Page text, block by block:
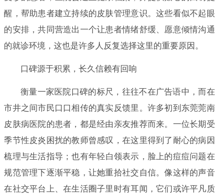
醒，帮助患者建立持续的皮肤管理意识。这些看似不起眼
的安排，共同营造出一个让患者情绪舒缓、愿意倾情沟通
的就诊环境，这也是许多人反复选择这里的重要原因。
口碑源于积累，长久信赖有回响
衡量一家医院口碑的标尺，往往不在广告语中，而在
市井之间市民口口相传的真实反馈里。许多初到东莞莞南
皮肤病医院的患者，都是经由亲友推荐而来。一位长期受
季节性皮炎困扰的教师曾感叹，在这里得到了耐心的病因
梳理与生活指导；也有年轻白领表示，脸上的痘痘问题在
规范管理下逐渐平稳，让她重拾社交自信。像这样的声音
在社交平台上、在生活圈子里时有耳闻，它们或许平凡质